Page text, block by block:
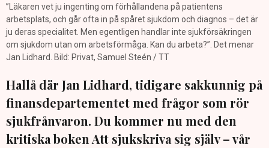
”Läkaren vet ju ingenting om förhållandena på patientens
arbetsplats, och går ofta in på spåret sjukdom och diagnos – det är
ju deras specialitet. Men egentligen handlar inte sjukförsäkringen
om sjukdom utan om arbetsförmåga. Kan du arbeta?”. Det menar
Jan Lidhard. Bild: Privat, Samuel Steén / TT
Hallå där Jan Lidhard, tidigare sakkunnig på
finansdepartementet med frågor som rör
sjukfrånvaron. Du kommer nu med den
kritiska boken Att sjukskriva sig själv – vår